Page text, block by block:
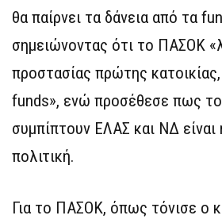
θα παίρνει τα δάνεια από τα
σημειώνοντας ότι το ΠΑΣΟΚ
προστασίας πρώτης
funds», ενώ προσέθεσε πως το
συμπίπτουν ΕΛΑΣ και ΝΔ είναι
πολιτική.
Για το ΠΑΣΟΚ, όπως τόνισε ο